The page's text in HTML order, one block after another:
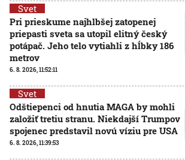
Svet
Pri prieskume najhlbšej zatopenej
priepasti sveta sa utopil elitný český
potápač. Jeho telo vytiahli z hĺbky 186
metrov
6. 8. 2026, 11:52:11
Svet
Odštiepenci od hnutia MAGA by mohli
založiť tretiu stranu. Niekdajší Trumpov
spojenec predstavil novú víziu pre USA
6. 8. 2026, 11:39:53